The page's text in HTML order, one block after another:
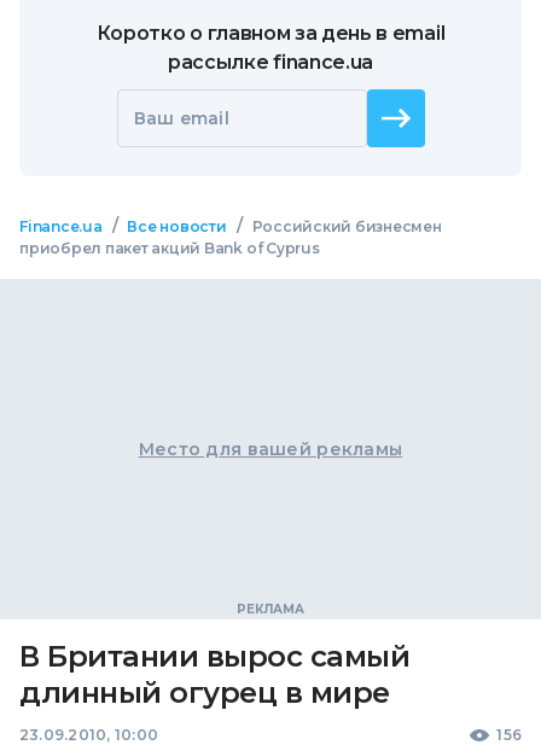
Коротко о главном за день в email
рассылке finance.ua
Ваш email
Finance.ua / Все новости /
Российский бизнесмен
приобрел пакет акций Bank of Cyprus
Место для вашей рекламы
В Британии вырос самый
длинный огурец в мире
23.09.2010, 10:00 156